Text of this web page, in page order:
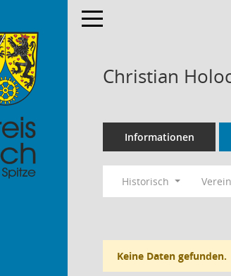
Toggle navigation
Christian
Informationen
Historisch
Keine Daten gefunden.